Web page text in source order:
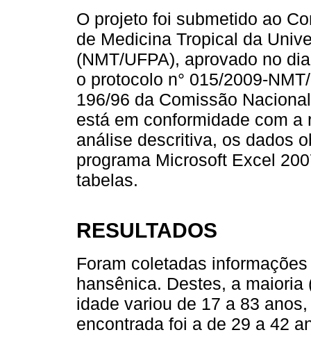
O projeto foi submetido ao
de Medicina Tropical da
(NMT/UFPA), aprovado no
o protocolo n° 015/2009-
196/96 da Comissão
está em conformidade com a
análise descritiva, os dados
programa Microsoft Excel
tabelas.
RESULTADOS
Foram coletadas
hansênica. Destes, a
idade variou de 17 a 83
encontrada foi a de 29 a 42